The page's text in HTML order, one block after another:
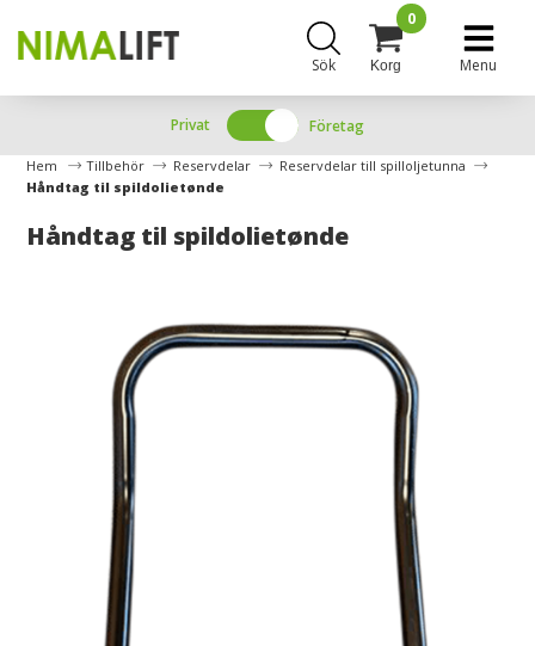
Sök Korg
0
Menu
Privat Företag
Hem Tillbehör Reservdelar
Reservdelar till spilloljetunna
Håndtag til spildolietønde
Håndtag til spildolietønde